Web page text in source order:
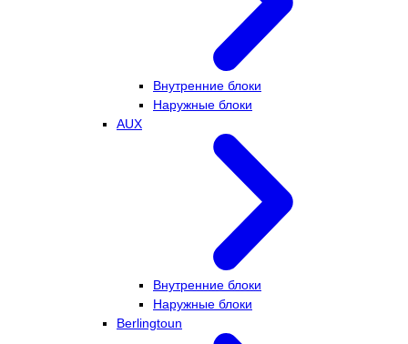
Внутренние блоки
Наружные блоки
AUX
Внутренние блоки
Наружные блоки
Berlingtoun